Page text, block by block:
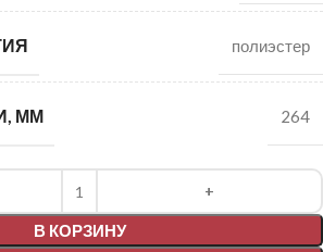
полиэстер
ММ 264
В КОРЗИНУ